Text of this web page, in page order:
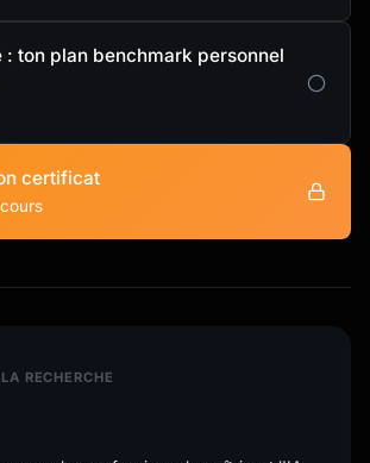
: ton plan benchmark personnel
certificat
RECHERCHE